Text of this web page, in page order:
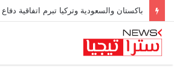
باكستان والسعودية وتركيا تبرم اتفاقية